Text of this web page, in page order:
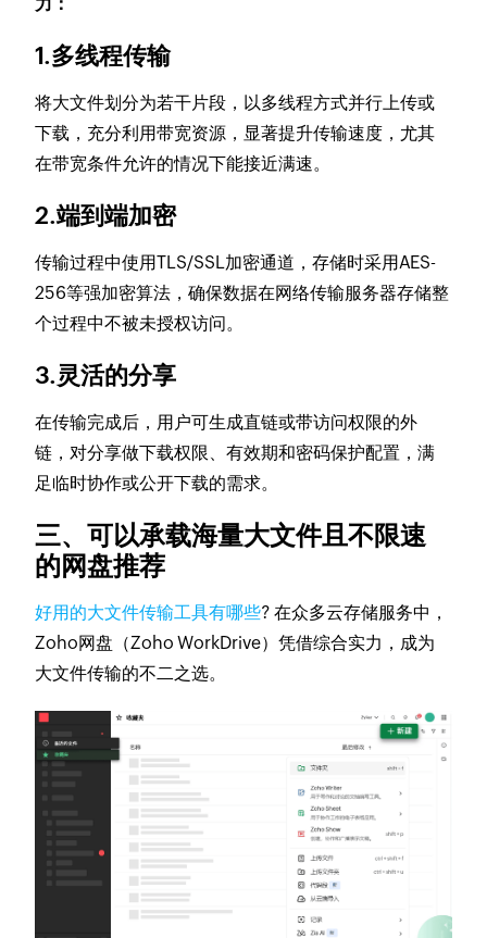
1.多线程传输
将大文件划分为若干片段，以多线程方式并行上传或
下载，充分利用带宽资源，显著提升传输速度，尤其
在带宽条件允许的情况下能接近满速。
2.端到端加密
传输过程中使用TLS/SSL加密通道，存储时采用AES-
256等强加密算法，确保数据在网络传输服务器存储整
个过程中不被未授权访问。
3.灵活的分享
在传输完成后，用户可生成直链或带访问权限的外
链，对分享做下载权限、有效期和密码保护配置，满
足临时协作或公开下载的需求。
三、可以承载海量大文件且不限速
的网盘推荐
好用的大文件传输工具有哪些? 在众多云存储服务中，
Zoho网盘（Zoho WorkDrive）凭借综合实力，成为
大文件传输的不二之选。